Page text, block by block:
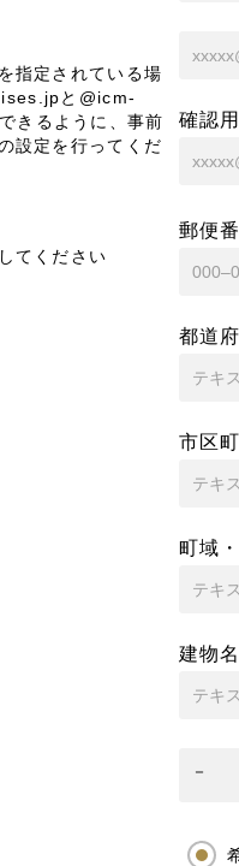
指定されている場
と@icm-
きるように、事前
設定を行ってくだ
確認用
てください
郵便
都道
市区
町域
建物